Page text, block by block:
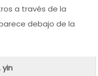
a través de la
debajo de la
yin